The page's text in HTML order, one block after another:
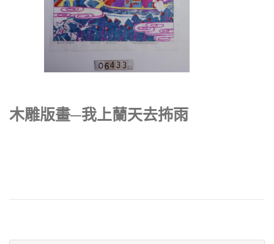
木雕版畫─我上蘭天去抪雨